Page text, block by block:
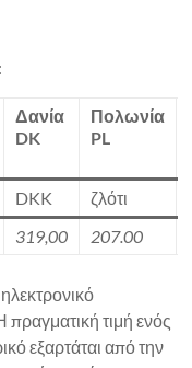
Δανία
DK
Πολωνία
PL
DKK ζλότι
319,00 207.00
πραγματική τιμή ενός
εξαρτάται από την